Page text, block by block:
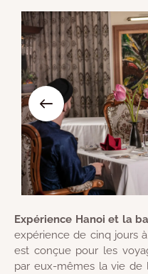
Expérience Hanoi et la
expérience de cinq jours
est conçue pour les
par eux-mêmes la vie de